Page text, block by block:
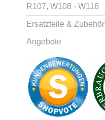
R107, W108 - W116
Ersatzteile & Zubehör
Angebote